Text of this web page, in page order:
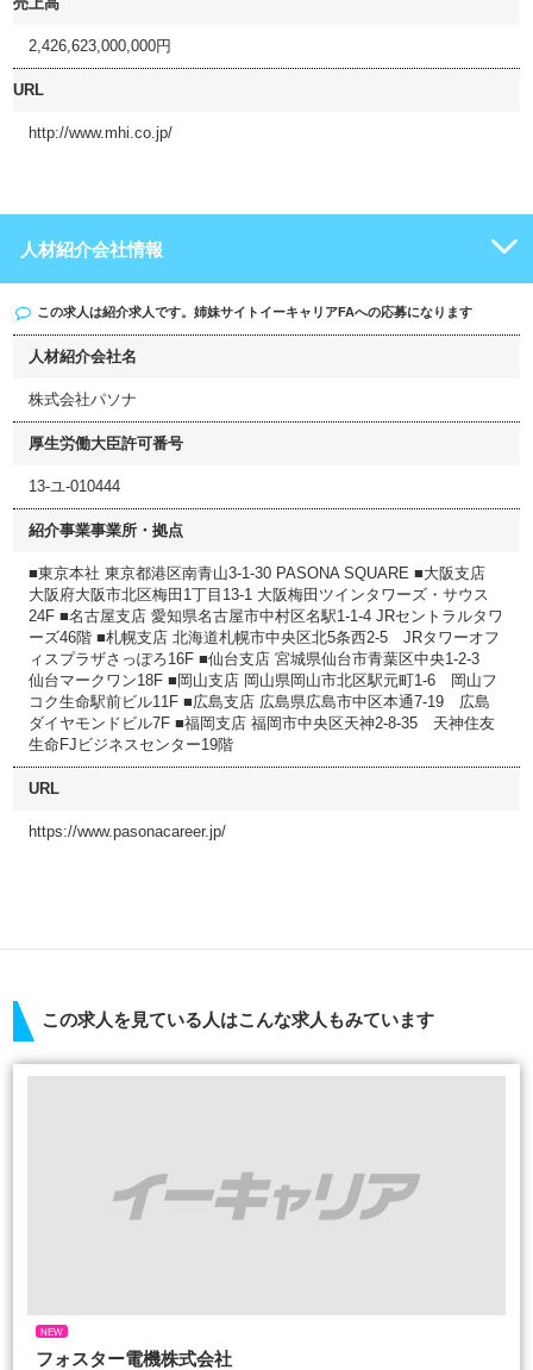
2,426,623,000,000円
URL
http://www.mhi.co.jp/
人材紹介会社情報
この求人は紹介求人です。姉妹サイト イーキャリアFAへの応募になります
人材紹介会社名
株式会社パソナ
厚生労働大臣許可番号
13-ユ-010444
紹介事業事業所・拠点
■東京本社 東京都港区南青山3-1-30 PASONA SQUARE ■大阪支店
大阪府大阪市北区梅田1丁目13-1 大阪梅田ツインタワーズ・サウス
24F ■名古屋支店 愛知県名古屋市中村区名駅1-1-4 JRセントラルタワ
ーズ46階 ■札幌支店 北海道札幌市中央区北5条西2-5 JRタワーオフ
ィスプラザさっぽろ16F ■仙台支店 宮城県仙台市青葉区中央1-2-3
仙台マークワン18F ■岡山支店 岡山県岡山市北区駅元町1-6 岡山フ
コク生命駅前ビル11F ■広島支店 広島県広島市中区本通7-19 広島
ダイヤモンドビル7F ■福岡支店 福岡市中央区天神2-8-35 天神住友
生命FJビジネスセンター19階
URL
https://www.pasonacareer.jp/
この求人を見ている人はこんな求人もみています
NEW
フォスター電機株式会社